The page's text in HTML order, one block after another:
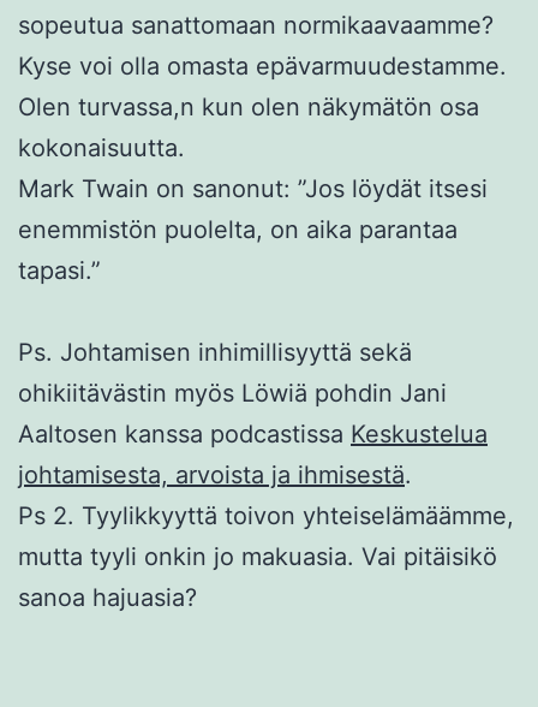
sopeutua sanattomaan normikaavaamme?
Kyse voi olla omasta epävarmuudestamme.
Olen turvassa,n kun olen näkymätön osa
kokonaisuutta.
Mark Twain on sanonut: ”Jos löydät itsesi
enemmistön puolelta, on aika parantaa
tapasi.”
Ps. Johtamisen inhimillisyyttä sekä
ohikiitävästin myös Löwiä pohdin Jani
Aaltosen kanssa podcastissa Keskustelua
johtamisesta, arvoista ja ihmisestä.
Ps 2. Tyylikkyyttä toivon yhteiselämäämme,
mutta tyyli onkin jo makuasia. Vai pitäisikö
sanoa hajuasia?